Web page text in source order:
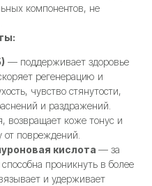
компонентов, не
— поддерживает здоровье
регенерацию и
чувство стянутости,
и раздражений.
возвращает коже тонус и
повреждений.
кислота — за
проникнуть в более
и удерживает